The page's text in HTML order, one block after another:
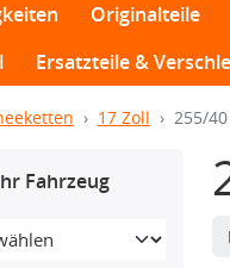
Originalteile
Ersatzteile &
17 Zoll 255/
Fahrzeug